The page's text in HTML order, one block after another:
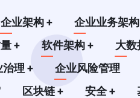
企业架构+ 企业业务架构
量+ 软件架构+ 大
治理+ 企业风险管理
区块链+ 安全+